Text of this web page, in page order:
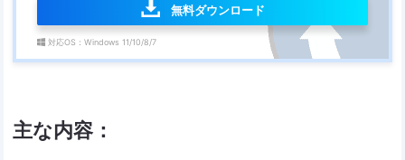
無料ダウンロード
対応OS：Windows 11/10/8/7
主な内容：